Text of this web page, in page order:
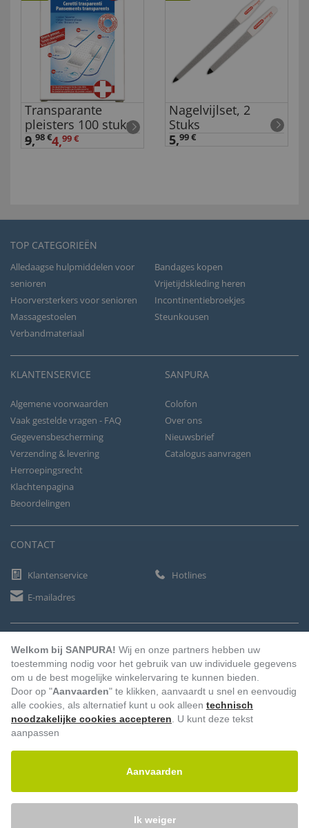
Transparante
pleisters 100 stuks
9,98 €4,99 €
Nagelvijlset, 2
Stuks
5,99 €
TOP CATEGORIEËN
Alledaagse hulpmiddelen voor
senioren
Bandages kopen
Vrijetijdskleding heren
Hoorversterkers voor senioren
Incontinentiebroekjes
Massagestoelen
Steunkousen
Verbandmateriaal
KLANTENSERVICE
Algemene voorwaarden
Vaak gestelde vragen - FAQ
Gegevensbescherming
Verzending & levering
Herroepingsrecht
Klachtenpagina
Beoordelingen
SANPURA
Colofon
Over ons
Nieuwsbrief
Catalogus aanvragen
CONTACT
Klantenservice
Hotlines
E-mailadres
Vooruitbetaling Factuur Automatische afschrijving
Welkom bij SANPURA! Wij en onze partners hebben uw
toestemming nodig voor het gebruik van uw individuele gegevens
om u de best mogelijke winkelervaring te kunnen bieden.
Door op "Aanvaarden" te klikken, aanvaardt u snel en eenvoudig
alle cookies, als alternatief kunt u ook alleen technisch
noodzakelijke cookies accepteren . U kunt deze tekst
aanpassen
Aanvaarden
Ik weiger